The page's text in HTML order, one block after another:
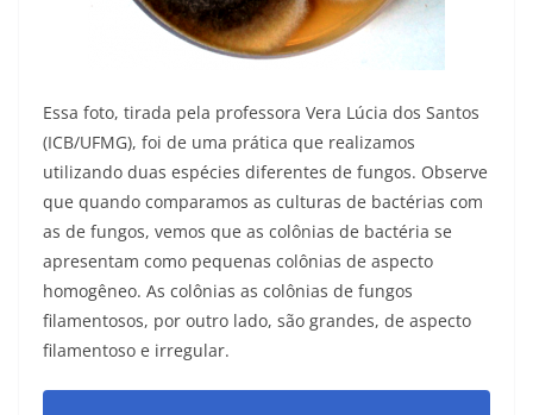
Essa foto, tirada pela professora Vera Lúcia dos Santos
(ICB/UFMG), foi de uma prática que realizamos
utilizando duas espécies diferentes de fungos. Observe
que quando comparamos as culturas de bactérias com
as de fungos, vemos que as colônias de bactéria se
apresentam como pequenas colônias de aspecto
homogêneo. As colônias as colônias de fungos
filamentosos, por outro lado, são grandes, de aspecto
filamentoso e irregular.